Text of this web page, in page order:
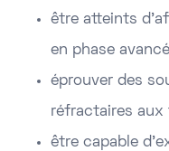
être atteints
en phase
éprouver des
réfractaires aux
être capable